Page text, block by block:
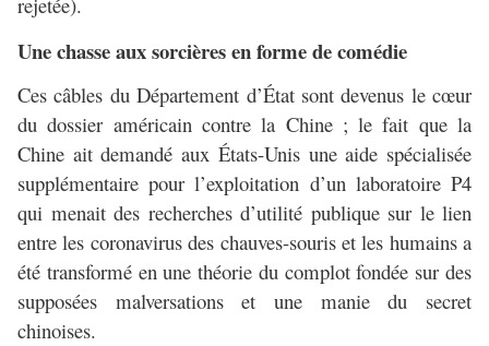
Une chasse aux sorcières en forme de comédie
Ces câbles du Département d’État sont devenus le cœur
du dossier américain contre la Chine ; le fait que la
Chine ait demandé aux États-Unis une aide spécialisée
supplémentaire pour l’exploitation d’un laboratoire P4
qui menait des recherches d’utilité publique sur le lien
entre les coronavirus des chauves-souris et les humains a
été transformé en une théorie du complot fondée sur des
supposées malversations et une manie du secret
chinoises.